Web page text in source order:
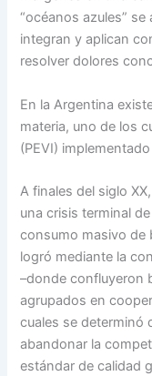
“océanos azules”
integran y aplican
resolver dolores
En la Argentina
materia, uno de los
(PEVI)
A finales del siglo
una crisis terminal
consumo masivo de
logró mediante la
–donde confluyeron
agrupados en
cuales se determinó
abandonar la
estándar de calidad